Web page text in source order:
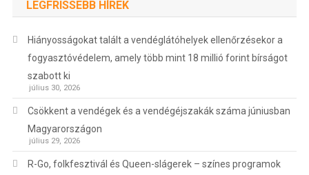
LEGFRISSEBB HÍREK
Hiányosságokat talált a vendéglátóhelyek ellenőrzésekor a
fogyasztóvédelem, amely több mint 18 millió forint bírságot
szabott ki
július 30, 2026
Csökkent a vendégek és a vendégéjszakák száma júniusban
Magyarországon
július 29, 2026
R-Go, folkfesztivál és Queen-slágerek – színes programok